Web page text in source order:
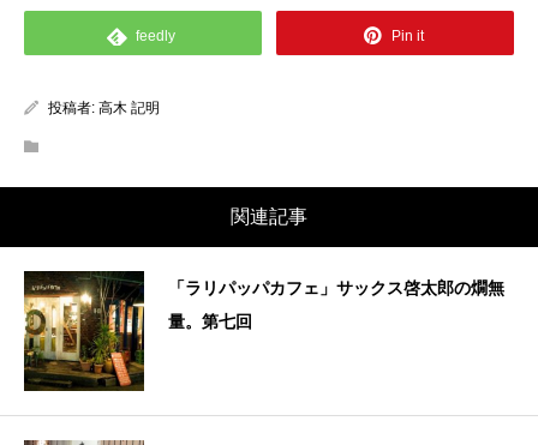
feedly Pin it
投稿者: 高木 記明
関連記事
「ラリパッパカフェ」サックス啓太郎の燗無
量。第七回